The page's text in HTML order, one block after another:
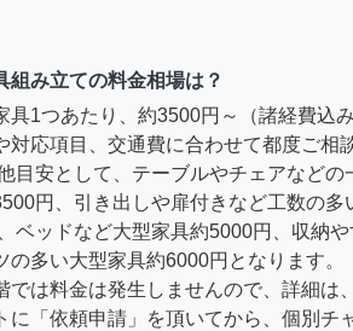
組み立ての料金相場は？
具1つあたり、約3500円～（諸経費込
対応項目、交通費に合わせて都度ご相
目安として、テーブルやチェアなどの
円、引き出しや扉付きなど工数の多
ベッドなど大型家具約5000円、収納や
の多い大型家具約6000円となります。
では料金は発生しませんので、詳細は
に「依頼申請」を頂いてから、個別チ